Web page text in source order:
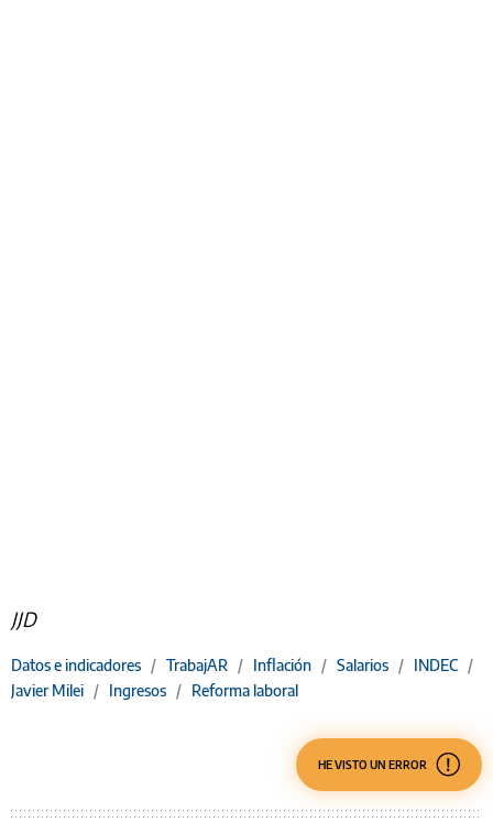
JJD
Datos e indicadores / TrabajAR / Inflación / Salarios / INDEC /
Javier Milei / Ingresos / Reforma laboral
HE VISTO UN ERROR